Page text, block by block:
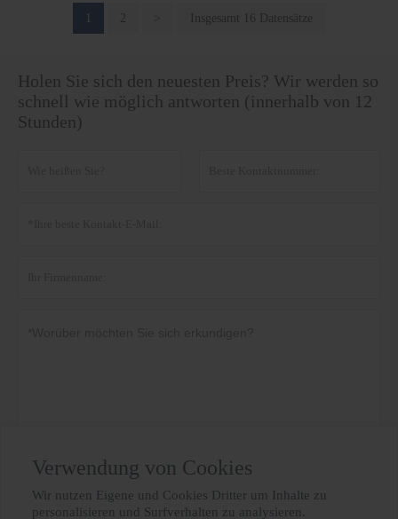
2 Insgesamt 16 Datensätze
Holen Sie sich den neuesten Preis? Wir werden so
schnell wie möglich antworten (innerhalb von 12
Stunden)
einreichen Datenschutz-Bestimmungen
Verwendung von Cookies
Wir nutzen Eigene und Cookies Dritter um Inhalte zu
personalisieren und Surfverhalten zu analysieren.